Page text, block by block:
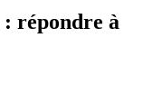
: répondre à